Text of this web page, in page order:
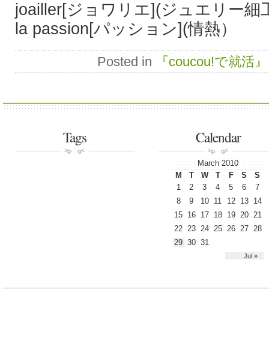
joailler[ジョワリエ](ジュエリー細
la passion[パッション](情熱）
Posted in 『coucou!で就活』
Tags Calendar
March 2010
M
T W T F S S
Jul »
1 2 3 4 5 6
7
8
9 10 11 12 13
14
15 16 17 18 19 20 21
22 23 24 25 26 27 28
29 30 31